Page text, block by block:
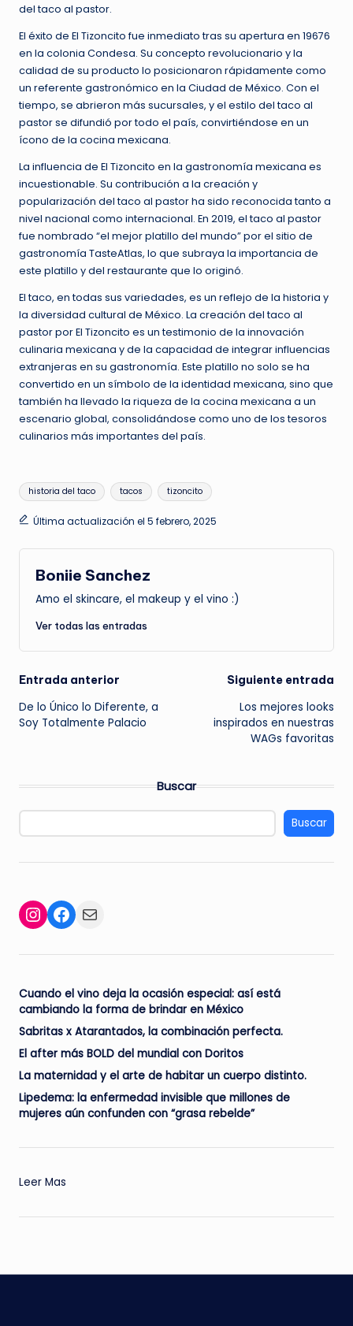
del taco al pastor.
El éxito de El Tizoncito fue inmediato tras su apertura en 19676
en la colonia Condesa. Su concepto revolucionario y la
calidad de su producto lo posicionaron rápidamente como
un referente gastronómico en la Ciudad de México. Con el
tiempo, se abrieron más sucursales, y el estilo del taco al
pastor se difundió por todo el país, convirtiéndose en un
ícono de la cocina mexicana.
La influencia de El Tizoncito en la gastronomía mexicana es
incuestionable. Su contribución a la creación y
popularización del taco al pastor ha sido reconocida tanto a
nivel nacional como internacional. En 2019, el taco al pastor
fue nombrado “el mejor platillo del mundo” por el sitio de
gastronomía TasteAtlas, lo que subraya la importancia de
este platillo y del restaurante que lo originó.
El taco, en todas sus variedades, es un reflejo de la historia y
la diversidad cultural de México. La creación del taco al
pastor por El Tizoncito es un testimonio de la innovación
culinaria mexicana y de la capacidad de integrar influencias
extranjeras en su gastronomía. Este platillo no solo se ha
convertido en un símbolo de la identidad mexicana, sino que
también ha llevado la riqueza de la cocina mexicana a un
escenario global, consolidándose como uno de los tesoros
culinarios más importantes del país.
Etiquetas:
historia del taco tacos tizoncito
Última actualización el 5 febrero, 2025
Boniie Sanchez
Amo el skincare, el makeup y el vino :)
Ver todas las entradas
Navegación
de
Entrada anterior
De lo Único lo Diferente, a
Soy Totalmente Palacio
Siguiente entrada
Los mejores looks
inspirados en nuestras
WAGs favoritas
Buscar
Buscar
Instagram
Facebook
Mail
Cuando el vino deja la ocasión especial: así está
cambiando la forma de brindar en México
Sabritas x Atarantados, la combinación perfecta.
El after más BOLD del mundial con Doritos
La maternidad y el arte de habitar un cuerpo distinto.
Lipedema: la enfermedad invisible que millones de
mujeres aún confunden con “grasa rebelde”
Leer Mas
Origen
Una